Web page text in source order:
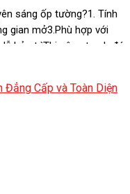
sáng ốp tường?1. Tính
gian mở3.Phù hợp với
bảo trìThi công tranh đá
số công trình